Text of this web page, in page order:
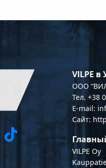
VILPE
OOO
Тел. +38
E-mail:
Сайт:
VILPE Oy